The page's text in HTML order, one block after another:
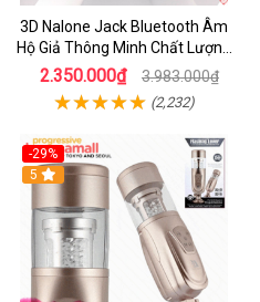
3D Nalone Jack Bluetooth Âm
Hộ Giả Thông Minh Chất Lượng
Cao
2.350.000₫ 3.983.000₫
(2,232)
-29%
5